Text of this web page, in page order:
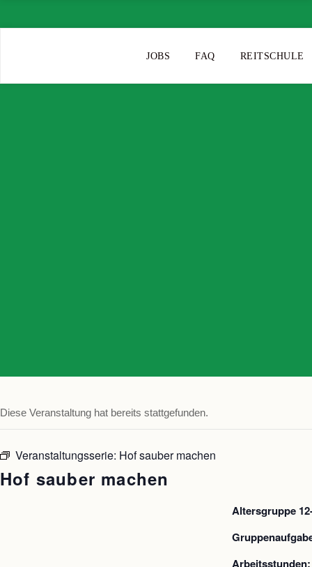
JOBS FAQ REITSCHULE
Diese Veranstaltung hat bereits stattgefunden.
Veranstaltungsserie: Hof sauber machen
Hof sauber machen
Altersgruppe